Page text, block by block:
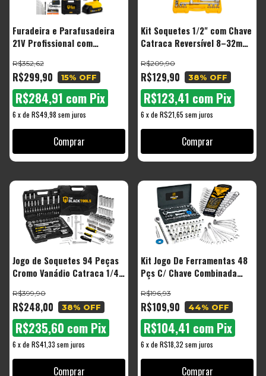
Furadeira e Parafusadeira
21V Profissional com
R$299,90
R$352,62
15% OFF
6 xde R$49,98 sem juros
R$284,91 com Pix
Kit Soquetes 1/2" com Chave
Catraca Reversível 8–32mm
R$129,90
R$209,90
38% OFF
6 xde R$21,65 sem juros
R$123,41 com Pix
Jogo de Soquetes 94 Peças
Cromo Vanádio Catraca 1/4
R$248,00
R$399,90
38% OFF
6 xde R$41,33 sem juros
R$235,60 com Pix
Kit Jogo De Ferramentas 48
Pçs C/ Chave Combinada
R$109,90
R$196,93
44% OFF
6 xde R$18,32 sem juros
R$104,41 com Pix